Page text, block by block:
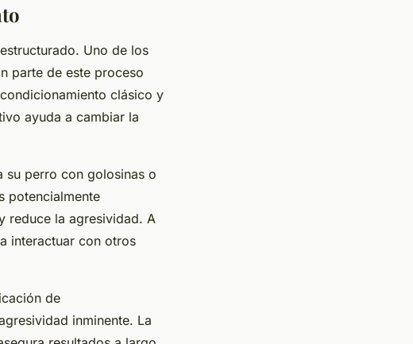
Uno de los
parte de este proceso
clásico y
ayuda a cambiar la
su perro con golosinas o
potencialmente
reduce la agresividad. A
interactuar con otros
de
inminente. La